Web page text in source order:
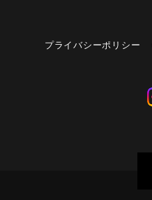
プライバシーポリシー